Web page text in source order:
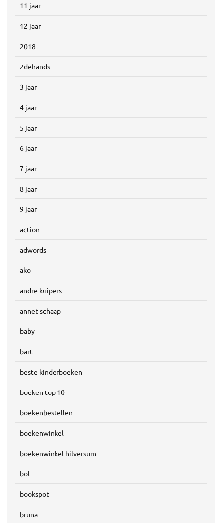
11 jaar
12 jaar
2018
2dehands
3 jaar
4 jaar
5 jaar
6 jaar
7 jaar
8 jaar
9 jaar
action
adwords
ako
andre kuipers
annet schaap
baby
bart
beste kinderboeken
boeken top 10
boekenbestellen
boekenwinkel
boekenwinkel hilversum
bol
bookspot
bruna